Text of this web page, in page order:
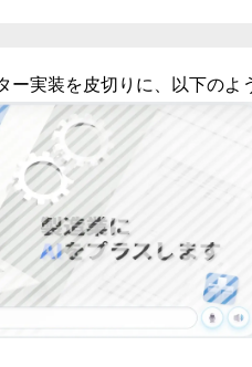
ー実装を皮切りに、以下のよ